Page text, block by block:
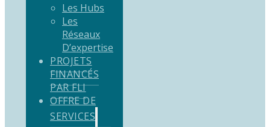
Les Hubs
Les
Réseaux
D’expertise
PROJETS
FINANCÉS
PAR FLI
OFFRE DE
SERVICES